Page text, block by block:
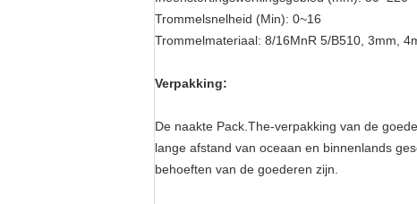
Trommelsnelheid (Min): 0~16
Trommelmateriaal: 8/16MnR 5/B510, 3mm,
Verpakking:
De naakte Pack.The-verpakking van de
lange afstand van oceaan en binnenlands
behoeften van de goederen zijn.